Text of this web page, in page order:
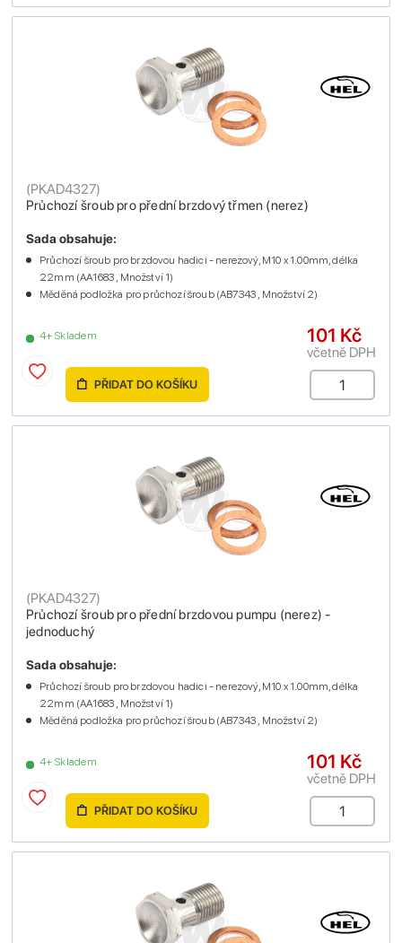
Průchozí šroub pro přední brzdový třmen (nerez)
(PKAD4327)
4+ Skladem
Sada obsahuje:
Průchozí šroub pro brzdovou hadici - nerezový, M10 x 1.00mm, délka
22mm (AA1683 , Množství 1)
Měděná podložka pro průchozí šroub (AB7343 , Množství 2)
101 Kč
včetně DPH
PŘIDAT DO KOŠÍKU
Průchozí šroub pro přední brzdovou pumpu (nerez) -
jednoduchý
(PKAD4327)
4+ Skladem
Sada obsahuje:
Průchozí šroub pro brzdovou hadici - nerezový, M10 x 1.00mm, délka
22mm (AA1683 , Množství 1)
Měděná podložka pro průchozí šroub (AB7343 , Množství 2)
101 Kč
včetně DPH
PŘIDAT DO KOŠÍKU